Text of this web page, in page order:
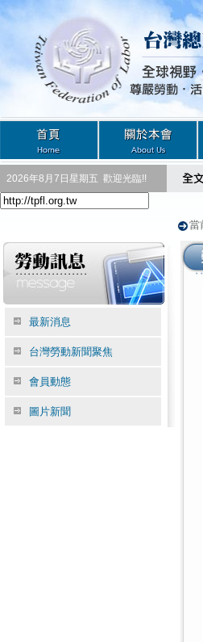
2026年8月7日星期五 歡迎光臨!!
當
最新消息
台灣勞動新聞聚焦
會員動態
圖片新聞